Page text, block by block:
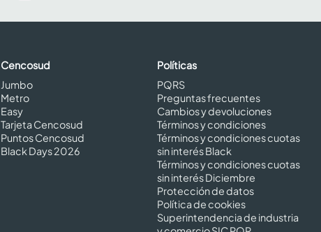
Cencosud
Jumbo
Metro
Easy
Tarjeta Cencosud
Puntos Cencosud
Black Days 2026
Políticas
PQRS
Preguntas frecuentes
Cambios y devoluciones
Términos y condiciones
Términos y condiciones cuotas
sin interés Black
Términos y condiciones cuotas
sin interés Diciembre
Protección de datos
Política de cookies
Superintendencia de industria